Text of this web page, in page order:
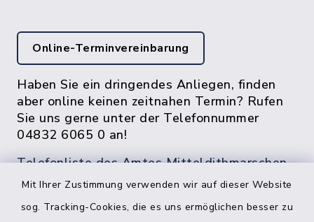
Mit Ihrer Zustimmung verwenden wir auf dieser Website
sog. Tracking-Cookies, die es uns ermöglichen besser zu
Online-Terminvereinbarung
Haben Sie ein dringendes Anliegen, finden
aber online keinen zeitnahen Termin? Rufen
Sie uns gerne unter der Telefonnummer
04832 6065 0 an!
Telefonliste des Amtes Mitteldithmarschen